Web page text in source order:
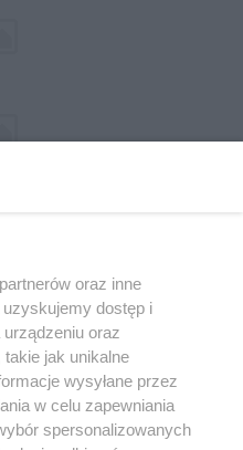
oraz inne
dostęp i
oraz
jak unikalne
wysyłane przez
w celu zapewniania
spersonalizowanych